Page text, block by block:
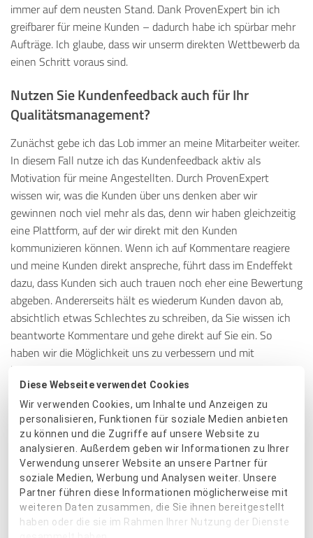
Diese Webseite verwendet Cookies
Wir verwenden Cookies, um Inhalte und Anzeigen zu
personalisieren, Funktionen für soziale Medien anbieten
zu können und die Zugriffe auf unsere Website zu
analysieren. Außerdem geben wir Informationen zu Ihrer
Verwendung unserer Website an unsere Partner für
soziale Medien, Werbung und Analysen weiter. Unsere
Partner führen diese Informationen möglicherweise mit
weiteren Daten zusammen, die Sie ihnen bereitgestellt
haben oder die sie im Rahmen Ihrer Nutzung der Dienste
immer auf dem neusten Stand. Dank ProvenExpert bin ich
greifbarer für meine Kunden – dadurch habe ich spürbar mehr
Aufträge. Ich glaube, dass wir unserm direkten Wettbewerb da
einen Schritt voraus sind.
Nutzen Sie Kundenfeedback auch für Ihr
Qualitätsmanagement?
Zunächst gebe ich das Lob immer an meine Mitarbeiter weiter.
In diesem Fall nutze ich das Kundenfeedback aktiv als
Motivation für meine Angestellten. Durch ProvenExpert
wissen wir, was die Kunden über uns denken aber wir
gewinnen noch viel mehr als das, denn wir haben gleichzeitig
eine Plattform, auf der wir direkt mit den Kunden
kommunizieren können. Wenn ich auf Kommentare reagiere
und meine Kunden direkt anspreche, führt dass im Endeffekt
dazu, dass Kunden sich auch trauen noch eher eine Bewertung
abgeben. Andererseits hält es wiederum Kunden davon ab,
absichtlich etwas Schlechtes zu schreiben, da Sie wissen ich
beantworte Kommentare und gehe direkt auf Sie ein. So
haben wir die Möglichkeit uns zu verbessern und mit
konstruktiver Kritik auch nachhaltig Probleme zu lösen.
Warum würden Sie unsere Plattform an andere
Einzelhändler weiterempfehlen?
Bewertungen werden immer wichtiger und da es viele
Möglichkeiten gibt, ein Unternehmen online zu bewerten,
bietet ProvenExpert an dieser Stelle die beste Lösung, um alle
an einem Ort zu sammeln. Zudem ist das Preis-Leistungs-
Verhältnis super, ich glaube es gibt kein Portal, dass für diesen